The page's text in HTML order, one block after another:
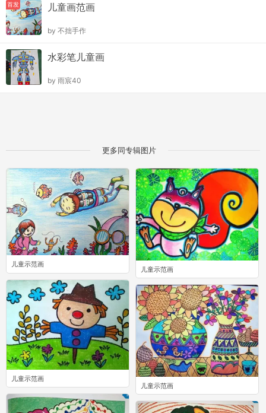
首发 儿童画范画
by 不拙手作
水彩笔儿童画
by 雨宸40
更多同专辑图片
儿童示范画
0
儿童示范画
0
儿童示范画
0
儿童示范画
1